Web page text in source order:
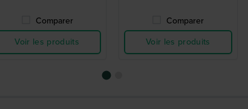
Comparer
Voir les produits
Comparer
Voir les produits